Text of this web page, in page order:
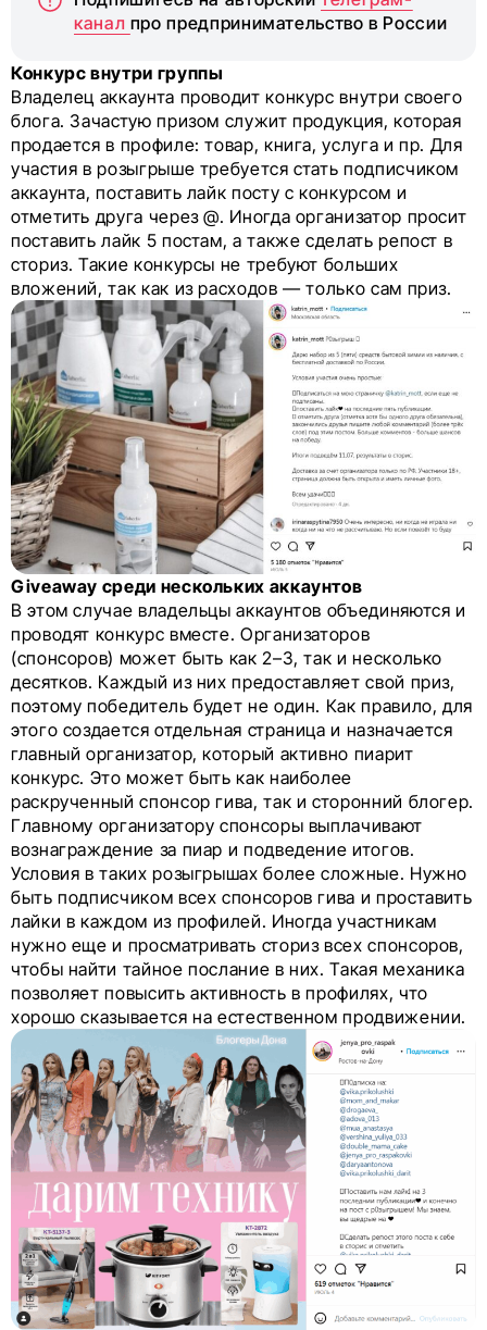
канал про предпринимательство в России
Конкурс внутри группы
Владелец аккаунта проводит конкурс внутри своего
блога. Зачастую призом служит продукция, которая
продается в профиле: товар, книга, услуга и пр. Для
участия в розыгрыше требуется стать подписчиком
аккаунта, поставить лайк посту с конкурсом и
отметить друга через @. Иногда организатор просит
поставить лайк 5 постам, а также сделать репост в
сториз. Такие конкурсы не требуют больших
вложений, так как из расходов — только сам приз.
Giveaway среди нескольких аккаунтов
В этом случае владельцы аккаунтов объединяются и
проводят конкурс вместе. Организаторов
(спонсоров) может быть как 2–3, так и несколько
десятков. Каждый из них предоставляет свой приз,
поэтому победитель будет не один. Как правило, для
этого создается отдельная страница и назначается
главный организатор, который активно пиарит
конкурс. Это может быть как наиболее
раскрученный спонсор гива, так и сторонний блогер.
Главному организатору спонсоры выплачивают
вознаграждение за пиар и подведение итогов.
Условия в таких розыгрышах более сложные. Нужно
быть подписчиком всех спонсоров гива и проставить
лайки в каждом из профилей. Иногда участникам
нужно еще и просматривать сториз всех спонсоров,
чтобы найти тайное послание в них. Такая механика
позволяет повысить активность в профилях, что
хорошо сказывается на естественном продвижении.